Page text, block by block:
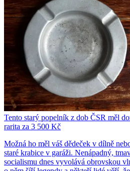
Tento starý popelník z dob ČSR měl
rarita za 3 500 Kč
Možná ho měl váš dědeček v dílně
staré krabice v garáži. Nenápadný,
socialismu dnes vyvolává obrovskou